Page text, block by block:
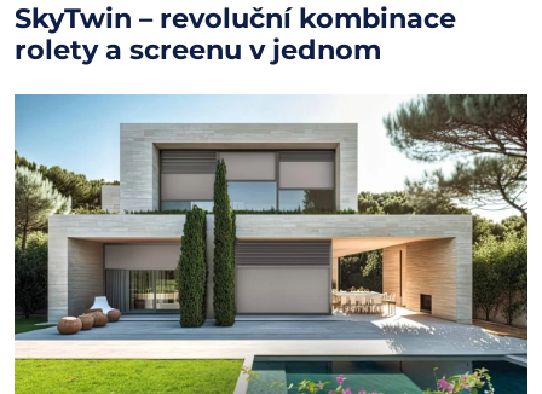
SkyTwin – revoluční kombinace
rolety a screenu v jednom